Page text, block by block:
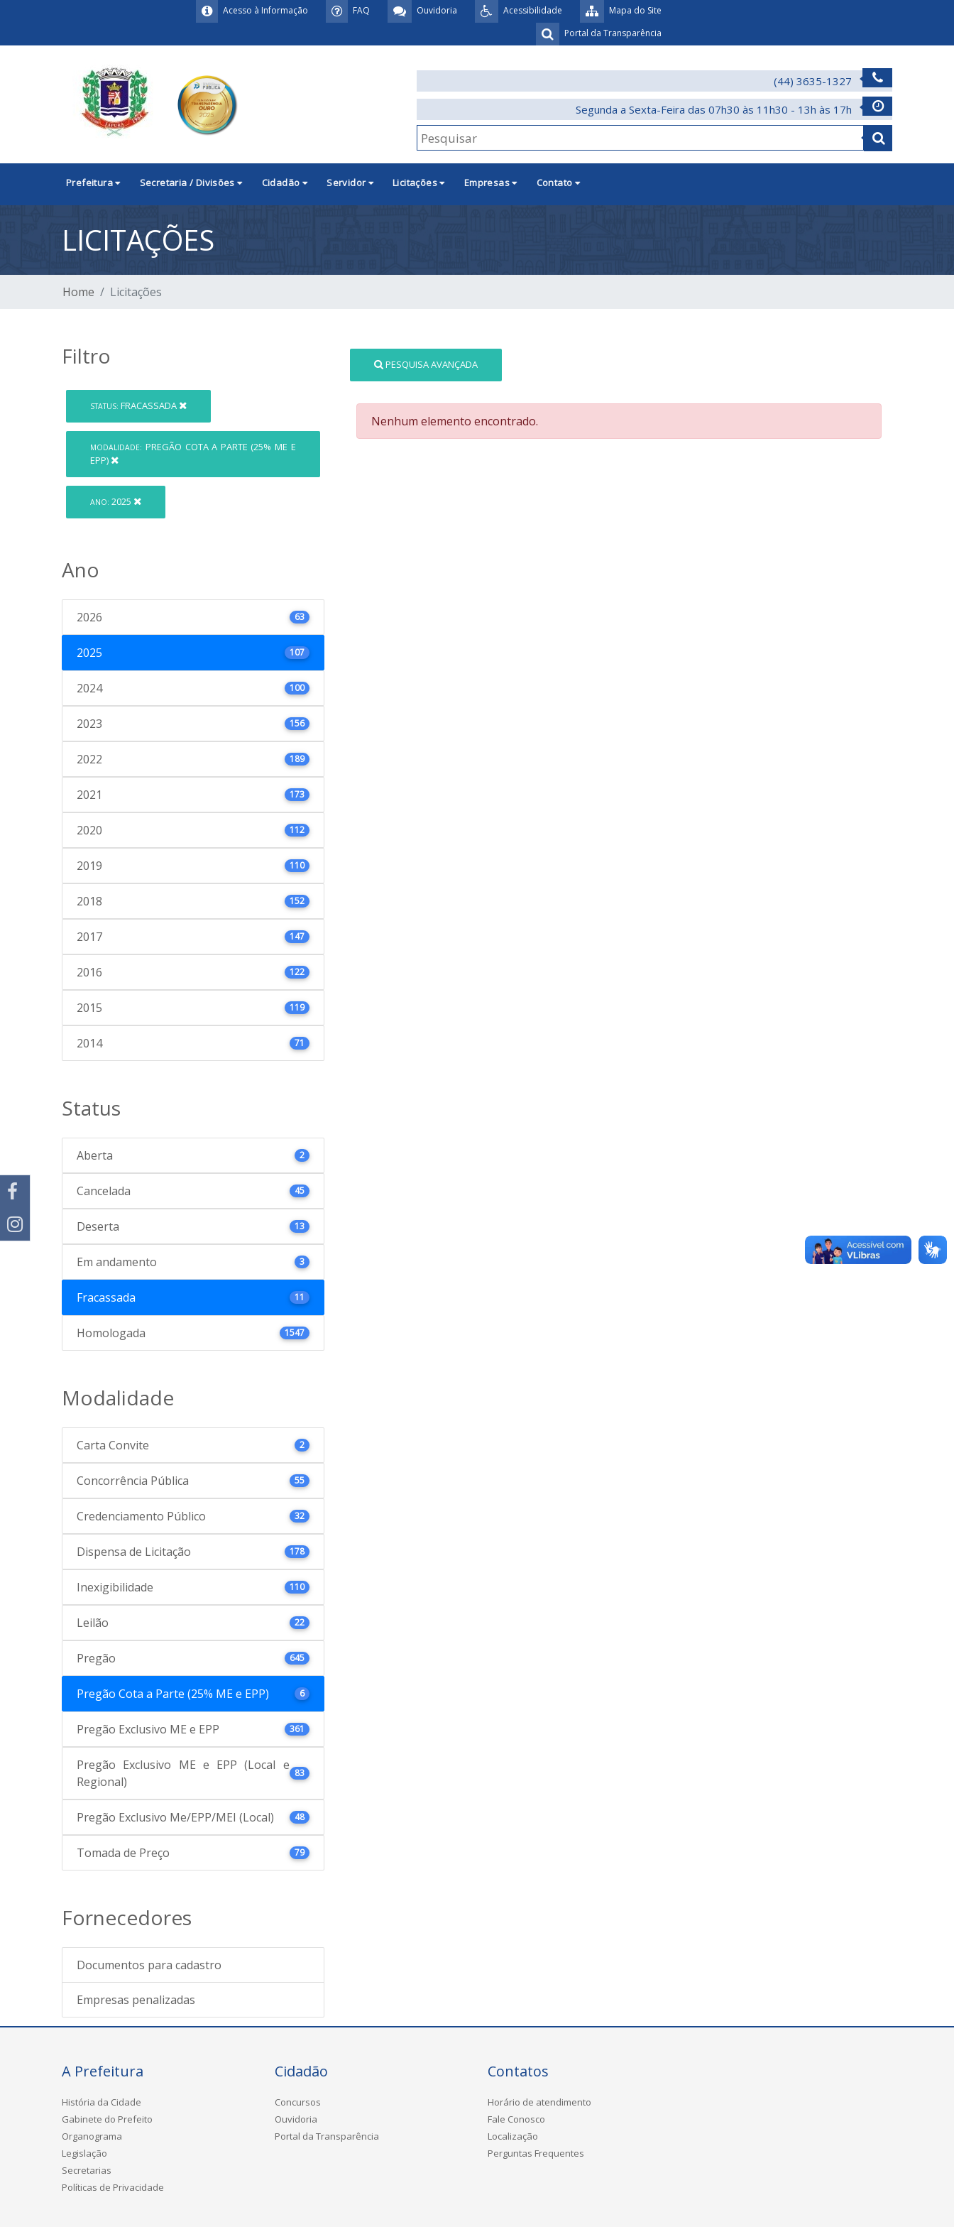
Mapa do Site
Acessibilidade
Ouvidoria
FAQ
Acesso à Informação
Portal da Transparência
(44) 3635-1327
Segunda a Sexta-Feira das 07h30 às 11h30 - 13h às 17h
Prefeitura Secretaria / Divisões Cidadão Servidor Licitações Empresas Contato
LICITAÇÕES
Home Licitações
Filtro
STATUS: FRACASSADA
MODALIDADE: PREGÃO COTA A PARTE (25% ME E
EPP)
ANO: 2025
Ano
2026 63
2025 107
2024 100
2023 156
2022 189
2021 173
2020 112
2019 110
2018 152
2017 147
2016 122
2015 119
2014 71
Status
Aberta 2
Cancelada 45
Deserta 13
Em andamento 3
Fracassada 11
Homologada 1547
Modalidade
Carta Convite 2
Concorrência Pública 55
Credenciamento Público 32
Dispensa de Licitação 178
Inexigibilidade 110
Leilão 22
Pregão 645
Pregão Cota a Parte (25% ME e EPP) 6
Pregão Exclusivo ME e EPP 361
Pregão Exclusivo ME e EPP (Local e
Regional)
83
Pregão Exclusivo Me/EPP/MEI (Local) 48
Tomada de Preço 79
Fornecedores
Documentos para cadastro
Empresas penalizadas
PESQUISA AVANÇADA
Nenhum elemento encontrado.
A Prefeitura
História da Cidade
Gabinete do Prefeito
Organograma
Legislação
Secretarias
Políticas de Privacidade
Cidadão
Concursos
Ouvidoria
Portal da Transparência
Contatos
Horário de atendimento
Fale Conosco
Localização
Perguntas Frequentes